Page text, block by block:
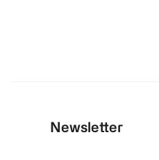
Newsletter